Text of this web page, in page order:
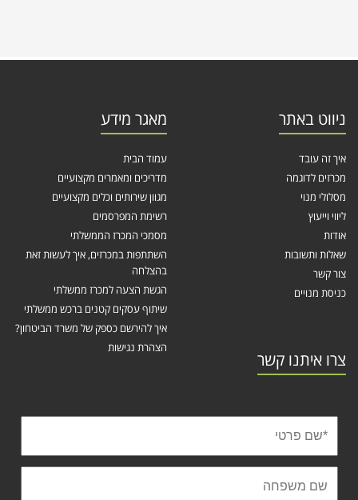
ניווט באתר
איך זה עובד
מכרזים לדוגמה
מסלולי מנוי
ליווי וייעוץ
אודות
שאלות ותשובות
צור קשר
כניסת מנויים
מאגר מידע
עמוד הבית
מדריכים ומאמרים מקצועיים
מגוון שירותים וכלים מקצועיים
רשימת המפרסמים
מסמכי המכרז הממשלתי
השתתפות במכרזים, איך לעשות זאת
בהצלחה
הגשת הצעה למכרז ממשלתי
שיתוף עסקים קטנים ברכש ממשלתי
איך להירשם כספק של משרד הביטחון?
הצהרת נגישות
צרו איתנו קשר